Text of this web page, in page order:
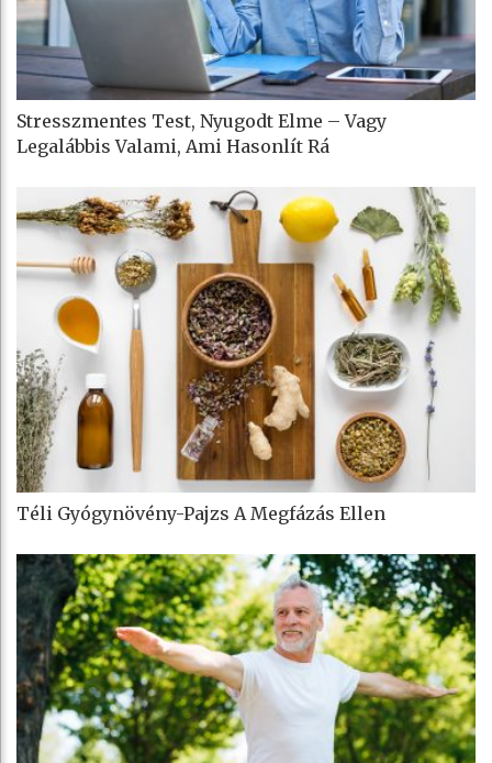
Stresszmentes Test, Nyugodt Elme – Vagy
Legalábbis Valami, Ami Hasonlít Rá
Téli Gyógynövény-Pajzs A Megfázás Ellen